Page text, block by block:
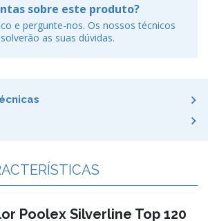
sobre este produto?
e pergunte-nos. Os nossos técnicos
as suas dúvidas.
Poolex Silverline Top 120